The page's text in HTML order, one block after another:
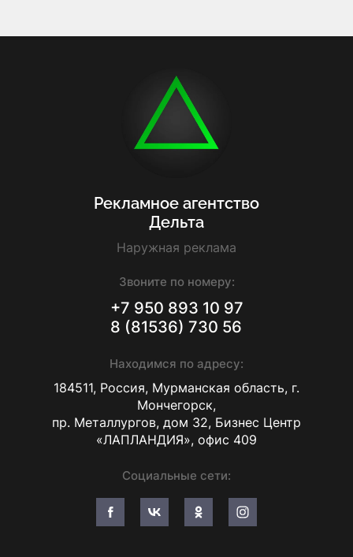
Рекламное агентство
Дельта
Наружная реклама
Звоните по номеру:
+7 950 893 10 97
8 (81536) 730 56
Находимся по адресу:
184511, Россия, Мурманская область, г.
Мончегорск,
пр. Металлургов, дом 32, Бизнес Центр
«ЛАПЛАНДИЯ», офис 409
Социальные сети: